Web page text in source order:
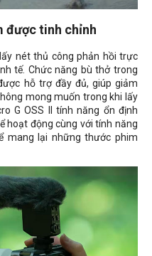
được tinh chỉnh
nét thủ công phản hồi trực
tế. Chức năng bù thở trong
hỗ trợ đầy đủ, giúp giảm
mong muốn trong khi lấy
G OSS II tính năng ổn định
hoạt động cùng với tính năng
mang lại những thước phim